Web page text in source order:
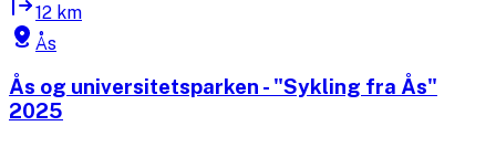
12 km
Ås
Ås og universitetsparken - "Sykling fra Ås"
2025